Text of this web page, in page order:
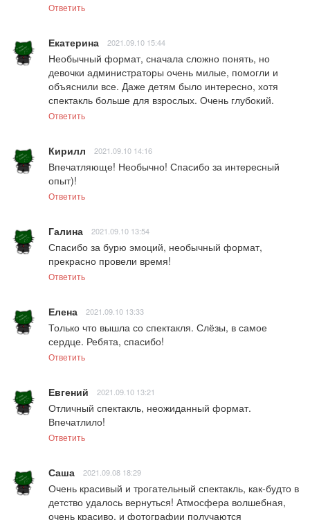
Ответить
Екатерина 2021.09.10 15:44
Необычный формат, сначала сложно понять, но
девочки администраторы очень милые, помогли и
объяснили все. Даже детям было интересно, хотя
спектакль больше для взрослых. Очень глубокий.
Ответить
Кирилл 2021.09.10 14:16
Впечатляюще! Необычно! Спасибо за интересный
опыт)!
Ответить
Галина 2021.09.10 13:54
Спасибо за бурю эмоций, необычный формат,
прекрасно провели время!
Ответить
Елена 2021.09.10 13:33
Только что вышла со спектакля. Слёзы, в самое
сердце. Ребята, спасибо!
Ответить
Евгений 2021.09.10 13:21
Отличный спектакль, неожиданный формат.
Впечатлило!
Ответить
Саша 2021.09.08 18:29
Очень красивый и трогательный спектакль, как-будто в
детство удалось вернуться! Атмосфера волшебная,
очень красиво, и фотографии получаются